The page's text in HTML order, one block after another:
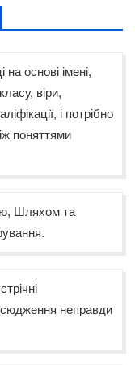
основі імені,
віри,
і потрібно
поняттями
Шляхом та
неправди